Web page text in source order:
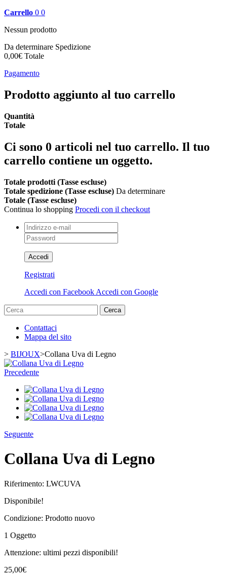
Carrello 0 0
Nessun prodotto
Da determinare Spedizione
0,00€ Totale
Pagamento
Prodotto aggiunto al tuo carrello
Quantità
Totale
Ci sono 0 articoli nel tuo carrello. Il tuo
carrello contiene un oggetto.
Totale prodotti (Tasse escluse)
Totale spedizione (Tasse escluse) Da determinare
Totale (Tasse escluse)
Continua lo shopping Procedi con il checkout
Accedi
Registrati
Accedi con Facebook Accedi con Google
Cerca
Contattaci
Mappa del sito
> BIJOUX>Collana Uva di Legno
Precedente
Seguente
Collana Uva di Legno
Riferimento: LWCUVA
Disponibile!
Condizione: Prodotto nuovo
1 Oggetto
Attenzione: ultimi pezzi disponibili!
25,00€